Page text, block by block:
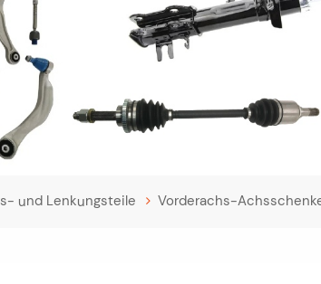
und Lenkungsteile Vorderachs-